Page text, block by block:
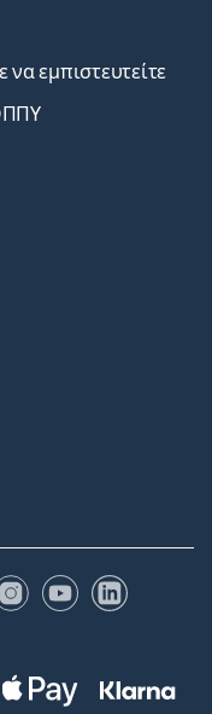
εμπιστευτείτε
Instagram
YouTubeLinkedIn